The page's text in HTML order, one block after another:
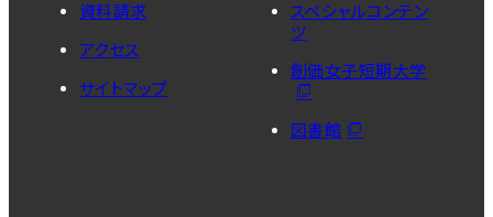
資料請求
アクセス
サイトマップ
スペシャルコンテン
ツ
創価女子短期大学
図書館